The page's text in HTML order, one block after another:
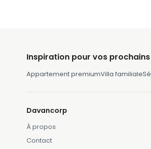
Inspiration pour vos
Appartement premiumVilla familiale
Davancorp
À propos
Contact